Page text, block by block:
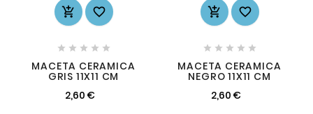
 
    
MACETA CERAMICA
GRIS 11X11 CM
2,60 €
 
    
MACETA CERAMICA
NEGRO 11X11 CM
2,60 €